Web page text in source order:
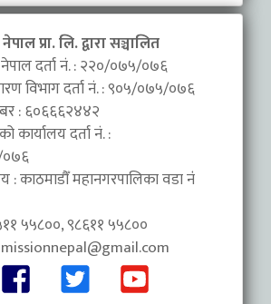
प्रा. लि. द्वारा सञ्चालित
दर्ता नं. : २२०/०७५/०७६
विभाग दर्ता नं. : ९०५/०७५/०७६
: ६०६६६२४४२
कार्यालय दर्ता नं. :
: काठमाडौँ महानगरपालिका वडा नंं
५५८००, ९८६११ ५५८००